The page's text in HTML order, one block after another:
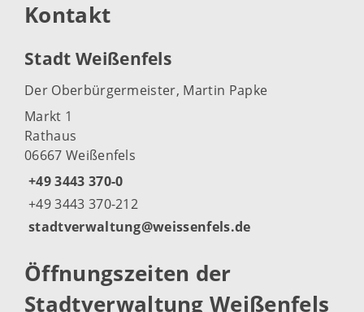
Kontakt
Stadt Weißenfels
Der Oberbürgermeister, Martin Papke
Markt 1
Rathaus
06667 Weißenfels
+49 3443 370-0
+49 3443 370-212
stadtverwaltung@weissenfels.de
Öffnungszeiten der
Stadtverwaltung Weißenfels